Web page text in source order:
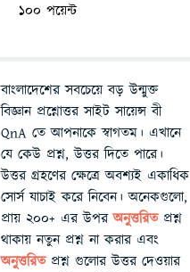
100 পয়েন্ট
বাংলাদেশের সবচেয়ে বড় উন্মুক্ত
বিজ্ঞান প্রশ্নোত্তর সাইট সায়েন্স বী
QnA তে আপনাকে স্বাগতম। এখানে
যে কেউ প্রশ্ন, উত্তর দিতে পারে।
উত্তর গ্রহণের ক্ষেত্রে অবশ্যই একাধিক
সোর্স যাচাই করে নিবেন। অনেকগুলো,
প্রায় ২০০+ এর উপরঅনুত্তরিতপ্রশ্ন
থাকায় নতুন প্রশ্ন না করার এবং
অনুত্তরিত প্রশ্ন গুলোর উত্তর দেওয়ার